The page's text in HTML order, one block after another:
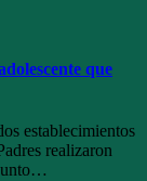
que
establecimientos
realizaron